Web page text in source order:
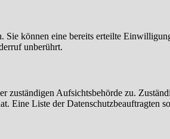
können eine bereits erteilte
unberührt.
Aufsichtsbehörde zu.
Eine Liste der